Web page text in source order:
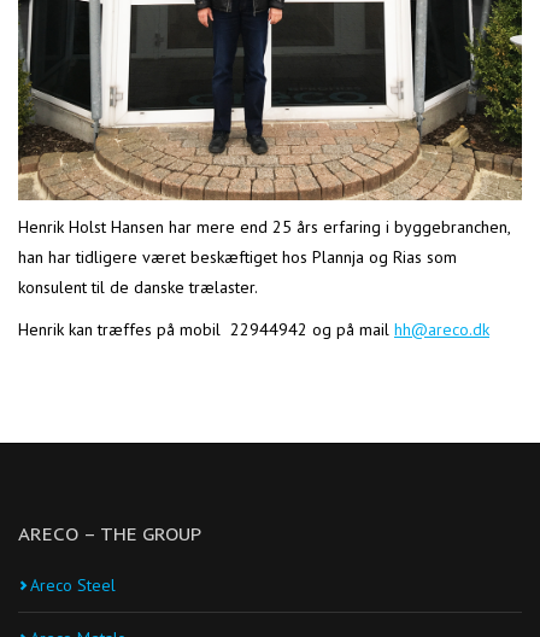
Henrik Holst Hansen har mere end 25 års erfaring i byggebranchen,
han har tidligere været beskæftiget hos Plannja og Rias som
konsulent til de danske trælaster.
Henrik kan træffes på mobil 22944942 og på mail hh@areco.dk
ARECO – THE GROUP
Areco Steel